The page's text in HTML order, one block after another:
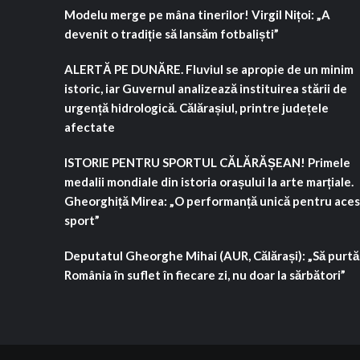
Modelu merge pe mâna tinerilor! Virgil Nițoi: „A
devenit o tradiție să lansăm fotbaliști”
ALERTĂ PE DUNĂRE. Fluviul se apropie de un minim
istoric, iar Guvernul analizează instituirea stării de
urgență hidrologică. Călărașiul, printre județele
afectate
ISTORIE PENTRU SPORTUL CĂLĂRĂȘEAN! Primele
medalii mondiale din istoria orașului la arte marțiale.
Gheorghiță Mirea: „O performanță unică pentru
sport”
Deputatul Gheorghe Mihai (AUR, Călărași): „Să
România în suflet în fiecare zi, nu doar la sărbători”